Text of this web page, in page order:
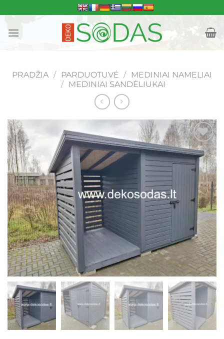
to
content
PRADŽIA / PARDUOTUVĖ /
MEDINIAI NAMELIAI
/
MEDINIAI SANDĖLIUKAI
Mėgstamiausias